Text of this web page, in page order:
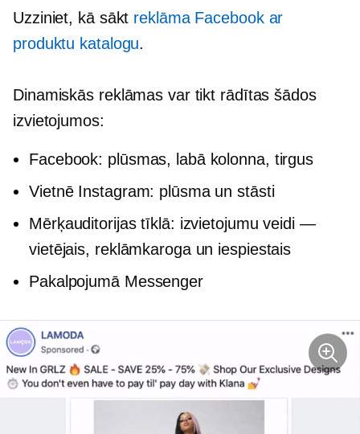
Uzziniet, kā sākt reklāma Facebook ar
produktu katalogu.
Dinamiskās reklāmas var tikt rādītas šādos
izvietojumos:
Facebook: plūsmas, labā kolonna, tirgus
Vietnē Instagram: plūsma un stāsti
Mērķauditorijas tīklā: izvietojumu veidi —
vietējais, reklāmkaroga un iespiestais
Pakalpojumā Messenger